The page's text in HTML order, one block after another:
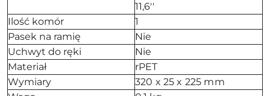
11,6''
Ilość komór
1
Pasek na ramię
Nie
Uchwyt do ręki
Nie
Materiał
rPET
Wymiary
320 x 25 x 225 mm